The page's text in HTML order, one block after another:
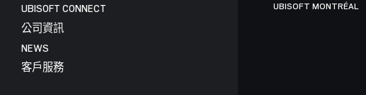
UBISOFT CONNECT
公司資訊
NEWS
客戶服務
UBISOFT MONTRÉAL